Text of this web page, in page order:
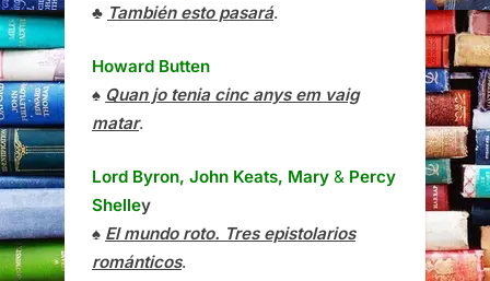
♣ También esto pasará.
Howard Butten
♠ Quan jo tenia cinc anys em vaig
matar.
Lord Byron, John Keats, Mary & Percy
Shelley
♠ El mundo roto. Tres epistolarios
románticos.